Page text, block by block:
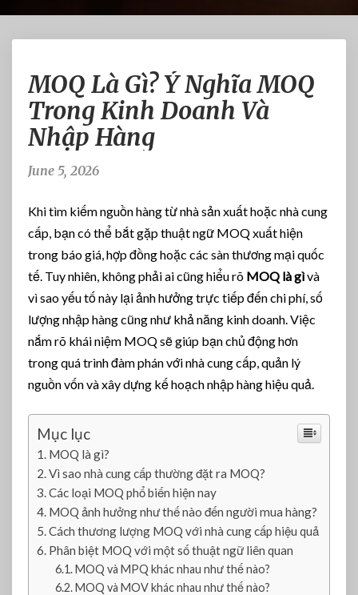
O
L
Ý
g
h
ĩ
a
M
O
Q
T
r
n
i
n
h
D
o
a
n
MOQ Là Gì? Ý Nghĩa MOQ
Trong Kinh Doanh Và
Nhập Hàng
June 5, 2026
Khi tìm kiếm nguồn hàng từ nhà sản xuất hoặc nhà cung
cấp, bạn có thể bắt gặp thuật ngữ MOQ xuất hiện
trong báo giá, hợp đồng hoặc các sàn thương mại quốc
tế. Tuy nhiên, không phải ai cũng hiểu rõ MOQ là gìvà
vì sao yếu tố này lại ảnh hưởng trực tiếp đến chi phí, số
lượng nhập hàng cũng như khả năng kinh doanh. Việc
nắm rõ khái niệm MOQ sẽ giúp bạn chủ động hơn
trong quá trình đàm phán với nhà cung cấp, quản lý
nguồn vốn và xây dựng kế hoạch nhập hàng hiệu quả.
Mục lục
MOQ là gì?
Vì sao nhà cung cấp thường đặt ra MOQ?
Các loại MOQ phổ biến hiện nay
MOQ ảnh hưởng như thế nào đến người mua hàng?
Cách thương lượng MOQ với nhà cung cấp hiệu quả
Phân biệt MOQ với một số thuật ngữ liên quan
MOQ và MPQ khác nhau như thế nào?
MOQ và MOV khác nhau như thế nào?